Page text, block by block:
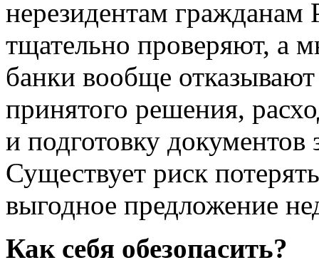
нерезидентам
тщательно проверяют, а
банки вообще
принятого решения,
и подготовку
Существует риск
выгодное предложение
Как себя обезопасить?